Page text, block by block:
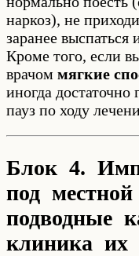
наркоз), не
заранее выспаться
Кроме того, если
врачом мягкие
иногда
пауз по ходу
Блок 4.
под местной
подводные
клиника их